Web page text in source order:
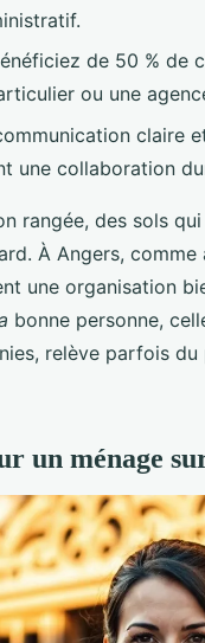
de 50 % de
ou une
claire
une collaboration
rangée, des sols
À Angers,
une organisation
bonne personne,
relève parfois
un ménage